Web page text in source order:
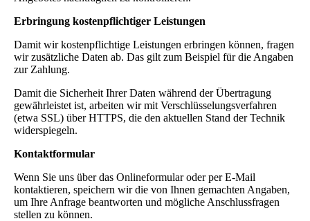
Erbringung kostenpflichtiger Leistungen
Damit wir kostenpflichtige Leistungen erbringen können, fragen
wir zusätzliche Daten ab. Das gilt zum Beispiel für die Angaben
zur Zahlung.
Damit die Sicherheit Ihrer Daten während der Übertragung
gewährleistet ist, arbeiten wir mit Verschlüsselungsverfahren
(etwa SSL) über HTTPS, die den aktuellen Stand der Technik
widerspiegeln.
Kontaktformular
Wenn Sie uns über das Onlineformular oder per E-Mail
kontaktieren, speichern wir die von Ihnen gemachten Angaben,
um Ihre Anfrage beantworten und mögliche Anschlussfragen
stellen zu können.